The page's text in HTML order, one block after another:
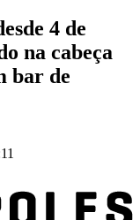
4 de
na cabeça
bar de